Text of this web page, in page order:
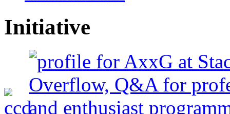
Initiative